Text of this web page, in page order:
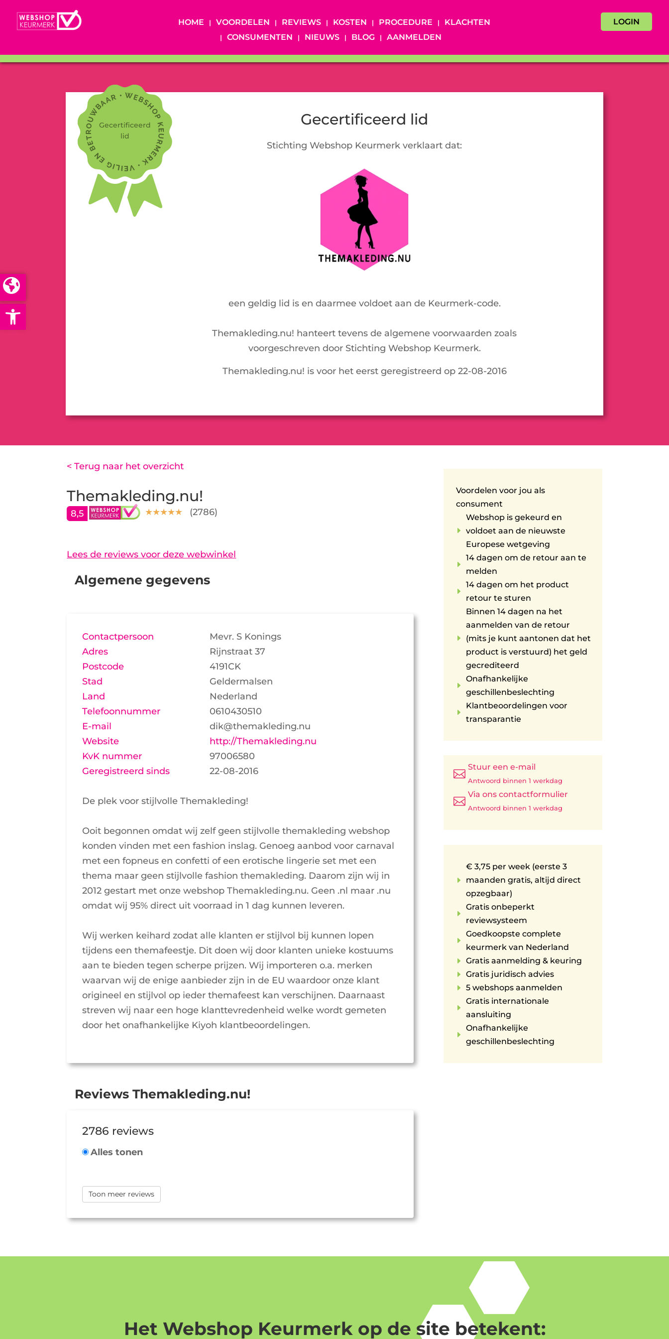
Open toolbar
HOME VOORDELEN REVIEWS KOSTEN PROCEDURE
KLACHTEN
CONSUMENTEN
NIEUWS BLOG AANMELDEN
LOGIN
Gecertificeerd
lid
Gecertificeerd lid
Stichting Webshop Keurmerk verklaart dat:
een geldig lid is en daarmee voldoet aan de Keurmerk-code.
Themakleding.nu! hanteert tevens de algemene voorwaarden zoals
voorgeschreven door Stichting Webshop Keurmerk.
Themakleding.nu! is voor het eerst geregistreerd op 22-08-2016
< Terug naar het overzicht
Themakleding.nu!
8,5 (2786)
Lees de reviews voor deze webwinkel
Algemene gegevens
Contactpersoon
Mevr. S Konings
Adres
Rijnstraat 37
Postcode
4191CK
Stad
Geldermalsen
Land
Nederland
Telefoonnummer
0610430510
E-mail
dik@themakleding.nu
Website
http://Themakleding.nu
KvK nummer
97006580
Geregistreerd sinds
22-08-2016
De plek voor stijlvolle Themakleding!
Ooit begonnen omdat wij zelf geen stijlvolle themakleding webshop
konden vinden met een fashion inslag. Genoeg aanbod voor carnaval
met een fopneus en confetti of een erotische lingerie set met een
thema maar geen stijlvolle fashion themakleding. Daarom zijn wij in
2012 gestart met onze webshop Themakleding.nu. Geen .nl maar .nu
omdat wij 95% direct uit voorraad in 1 dag kunnen leveren.
Wij werken keihard zodat alle klanten er stijlvol bij kunnen lopen
tijdens een themafeestje. Dit doen wij door klanten unieke kostuums
aan te bieden tegen scherpe prijzen. Wij importeren o.a. merken
waarvan wij de enige aanbieder zijn in de EU waardoor onze klant
origineel en stijlvol op ieder themafeest kan verschijnen. Daarnaast
streven wij naar een hoge klanttevredenheid welke wordt gemeten
door het onafhankelijke Kiyoh klantbeoordelingen.
Reviews Themakleding.nu!
2786 reviews
Alles tonen
Toon meer reviews
Voordelen voor jou als
consument
E
Webshop is gekeurd en
voldoet aan de nieuwste
Europese wetgeving
E
14 dagen om de retour aan te
melden
E
14 dagen om het product
retour te sturen
E
Binnen 14 dagen na het
aanmelden van de retour
(mits je kunt aantonen dat het
product is verstuurd) het geld
gecrediteerd
E
Onafhankelijke
geschillenbeslechting
E
Klantbeoordelingen voor
transparantie

Stuur een e-mail
Antwoord binnen 1 werkdag

Via ons contactformulier
Antwoord binnen 1 werkdag
E
€ 3,75 per week (eerste 3
maanden gratis, altijd direct
opzegbaar)
E
Gratis onbeperkt
reviewsysteem
E
Goedkoopste complete
keurmerk van Nederland
E Gratis aanmelding & keuring
E Gratis juridisch advies
E 5 webshops aanmelden
E
Gratis internationale
aansluiting
E
Onafhankelijke
geschillenbeslechting
Het Webshop Keurmerk op de site betekent: